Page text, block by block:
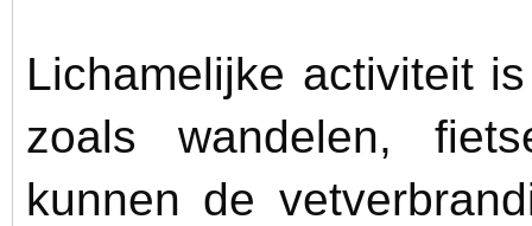
Lichamelijke activiteit
zoals wandelen,
kunnen de